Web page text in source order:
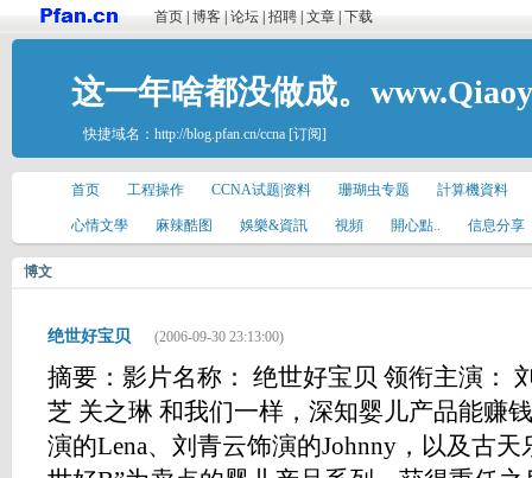
首页 博客 论坛 招聘 文章 下载
这一年啥都没做成。
快捷域名： http://blog.pfan.cn/ccna [订阅]
首页 工程操作 CCNA试题|资料 珊瑚虫专题 計算機資料
心情文學 麻辣酷图 娛樂&資訊 視頻 開心點.. 信息分享
博文
绝世好宝贝 (2006-09-30 23:13:00)
摘要：影片名称： 绝世好宝贝 领衔主演：
芝 关之琳 和我们一样，深知婴儿产品能赚
演的Lena、刘青云饰演的Johnny，以及古天